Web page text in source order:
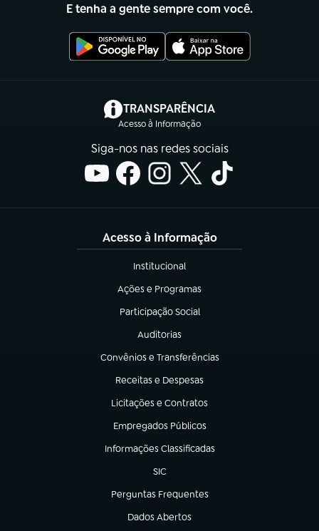
E tenha a gente sempre com você.
TRANSPARÊNCIA
Acesso à Informação
(abre em nova aba)
Siga-nos nas redes sociais
Acesso à Informação
Institucional
(abre em nova aba)
Ações e Programas
(abre em nova aba)
Participação Social
(abre em nova aba)
Auditorias
(abre em nova aba)
Convênios e Transferências
(abre em nova aba)
Receitas e Despesas
(abre em nova aba)
Licitações e Contratos
(abre em nova aba)
Empregados Públicos
(abre em nova aba)
Informações Classificadas
(abre em nova aba)
SIC
(abre em nova aba)
Perguntas Frequentes
(abre em nova aba)
Dados Abertos
(abre em nova aba)